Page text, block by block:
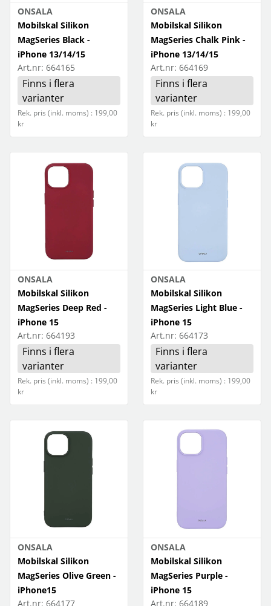
ONSALA
Mobilskal Silikon
MagSeries Black -
iPhone 13/14/15
Art.nr: 664165
Finns i flera
varianter
Rek. pris (inkl. moms) : 199,00
kr
ONSALA
Mobilskal Silikon
MagSeries Chalk Pink -
iPhone 13/14/15
Art.nr: 664169
Finns i flera
varianter
Rek. pris (inkl. moms) : 199,00
kr
ONSALA
Mobilskal Silikon
MagSeries Deep Red -
iPhone 15
Art.nr: 664193
Finns i flera
varianter
Rek. pris (inkl. moms) : 199,00
kr
ONSALA
Mobilskal Silikon
MagSeries Light Blue -
iPhone 15
Art.nr: 664173
Finns i flera
varianter
Rek. pris (inkl. moms) : 199,00
kr
ONSALA
Mobilskal Silikon
MagSeries Olive Green -
iPhone15
Art.nr: 664177
ONSALA
Mobilskal Silikon
MagSeries Purple -
iPhone 15
Art.nr: 664189